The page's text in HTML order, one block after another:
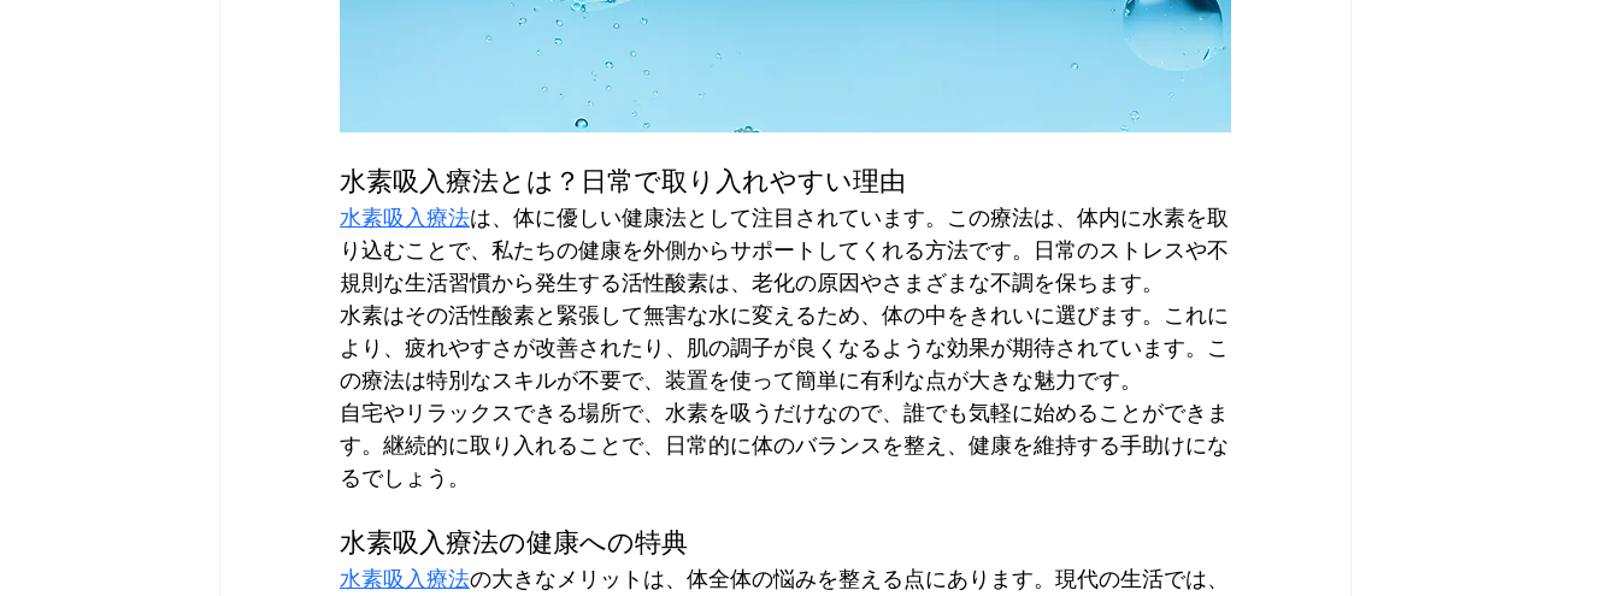
水素吸入療法とは？日常で取り入れやすい理由
水素吸入療法は、体に優しい健康法として注目されています。この療法は、体内に水素を取
り込むことで、私たちの健康を外側からサポートしてくれる方法です。日常のストレスや不
規則な生活習慣から発生する活性酸素は、老化の原因やさまざまな不調を保ちます。
水素はその活性酸素と緊張して無害な水に変えるため、体の中をきれいに選びます。これに
より、疲れやすさが改善されたり、肌の調子が良くなるような効果が期待されています。こ
の療法は特別なスキルが不要で、装置を使って簡単に有利な点が大きな魅力です。
自宅やリラックスできる場所で、水素を吸うだけなので、誰でも気軽に始めることができま
す。継続的に取り入れることで、日常的に体のバランスを整え、健康を維持する手助けにな
るでしょう。
水素吸入療法の健康への特典
水素吸入療法の大きなメリットは、体全体の悩みを整える点にあります。現代の生活では、